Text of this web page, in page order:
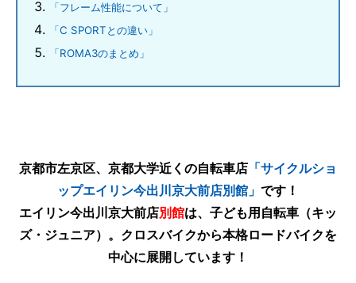
「フレーム性能について」
「C SPORTとの違い」
「ROMA3のまとめ」
京都市左京区、京都大学近くの自転車店 「サイクルショ
ップエイリン今出川京大前店別館」 です！
エイリン今出川京大前店別館は、子ども用自転車（キッ
ズ・ジュニア）。クロスバイクから本格ロードバイクを
中心に展開しています！